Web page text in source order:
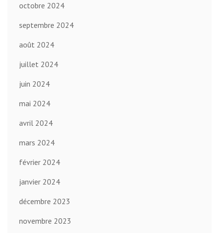
octobre 2024
septembre 2024
août 2024
juillet 2024
juin 2024
mai 2024
avril 2024
mars 2024
février 2024
janvier 2024
décembre 2023
novembre 2023